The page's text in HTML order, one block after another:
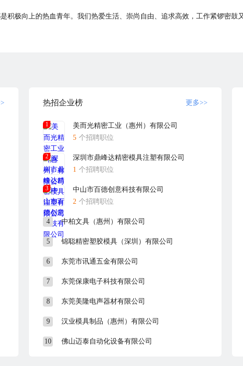
积极向上的热血青年。我们热爱生活、崇尚自由、追求高效，工作紧锣密鼓
18:00，
热招企业榜 更多>>
1
美而光精密工业（惠州）有限公司
5 个招聘职位
2
深圳市鼎峰达精密模具注塑有限公司
1 个招聘职位
3
中山市百德创意科技有限公司
2 个招聘职位
4 中柏文具（惠州）有限公司
5 锦聪精密塑胶模具（深圳）有限公司
6 东莞市讯通五金有限公司
7 东莞保康电子科技有限公司
8 东莞美隆电声器材有限公司
9 汉业模具制品（惠州）有限公司
10 佛山迈泰自动化设备有限公司